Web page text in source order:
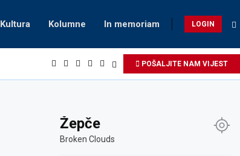
Kultura Kolumne In memoriam LOGIN
POŠALJITE NAM VIJEST
Žepče
Broken Clouds